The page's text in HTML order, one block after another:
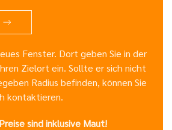
Fenster. Dort geben Sie in der
Zielort ein. Sollte er sich nicht
Radius befinden, können Sie
kontaktieren.
sind inklusive Maut!